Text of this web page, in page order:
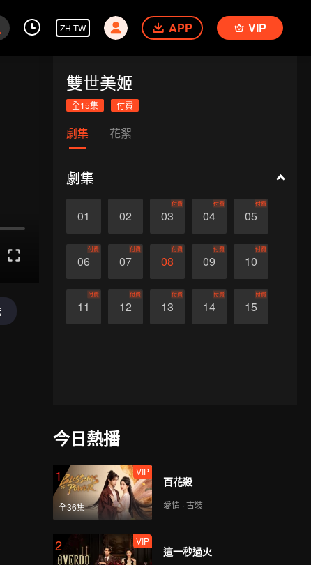
ZH-TW APP VIP
雙世美姬
全15集 付費
劇集 花絮
劇集
01 02 03
付費
04
付費
05
付費
06
付費
07
付費
08
付費
09
付費
10
付費
11
付費
12
付費
13
付費
14
付費
15
付費
今日熱播
1
全36集
VIP
百花殺
愛情 · 古裝
2 VIP
這一秒過火